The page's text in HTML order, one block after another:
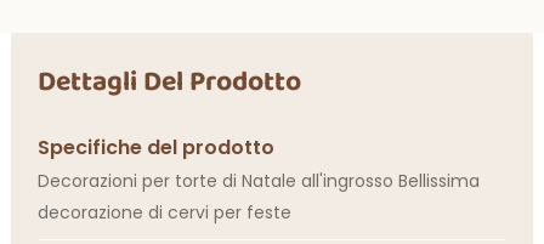
Dettagli Del Prodotto
Specifiche del prodotto
Decorazioni per torte di Natale all'ingrosso Bellissima
decorazione di cervi per feste